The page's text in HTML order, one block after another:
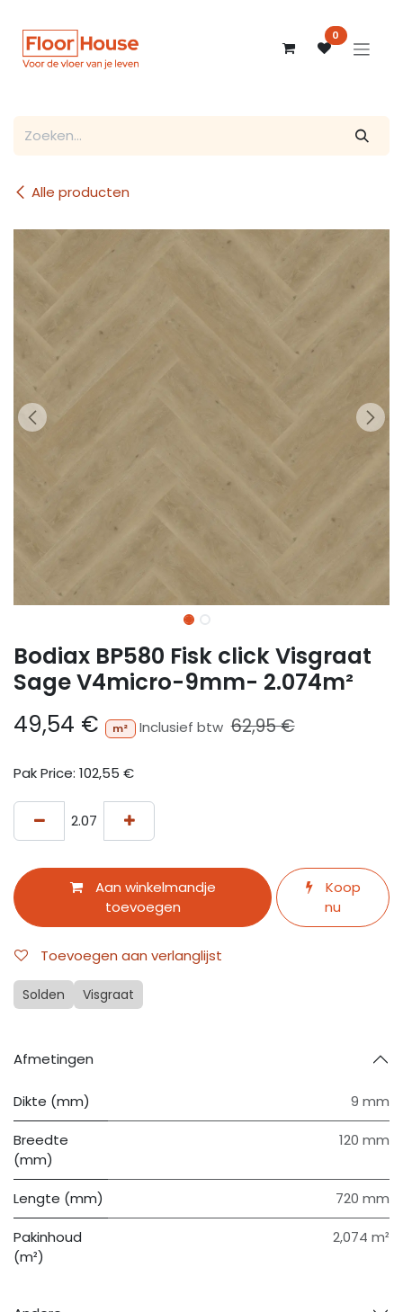
0
Alle producten
Bodiax BP580 Fisk click Visgraat
Sage V4micro-9mm- 2.074m²
49,54 € m² Inclusief btw 62,95€
Pak Price: 102,55 €
Aan winkelmandje
toevoegen
Koop
nu
Toevoegen aan verlanglijst
Solden Visgraat
Afmetingen
Dikte (mm) 9 mm
Breedte
(mm)
120 mm
Lengte (mm) 720 mm
Pakinhoud
(m²)
2,074 m²